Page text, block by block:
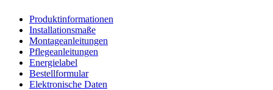
Produktinformationen
Installationsmaße
Montageanleitungen
Pflegeanleitungen
Energielabel
Bestellformular
Elektronische Daten